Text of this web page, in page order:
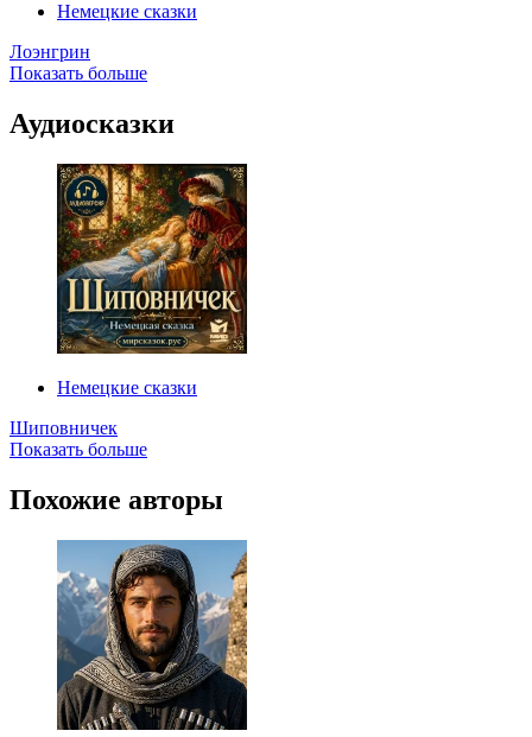
Немецкие сказки
Лоэнгрин
Показать больше
Аудиосказки
Немецкие сказки
Шиповничек
Показать больше
Похожие авторы